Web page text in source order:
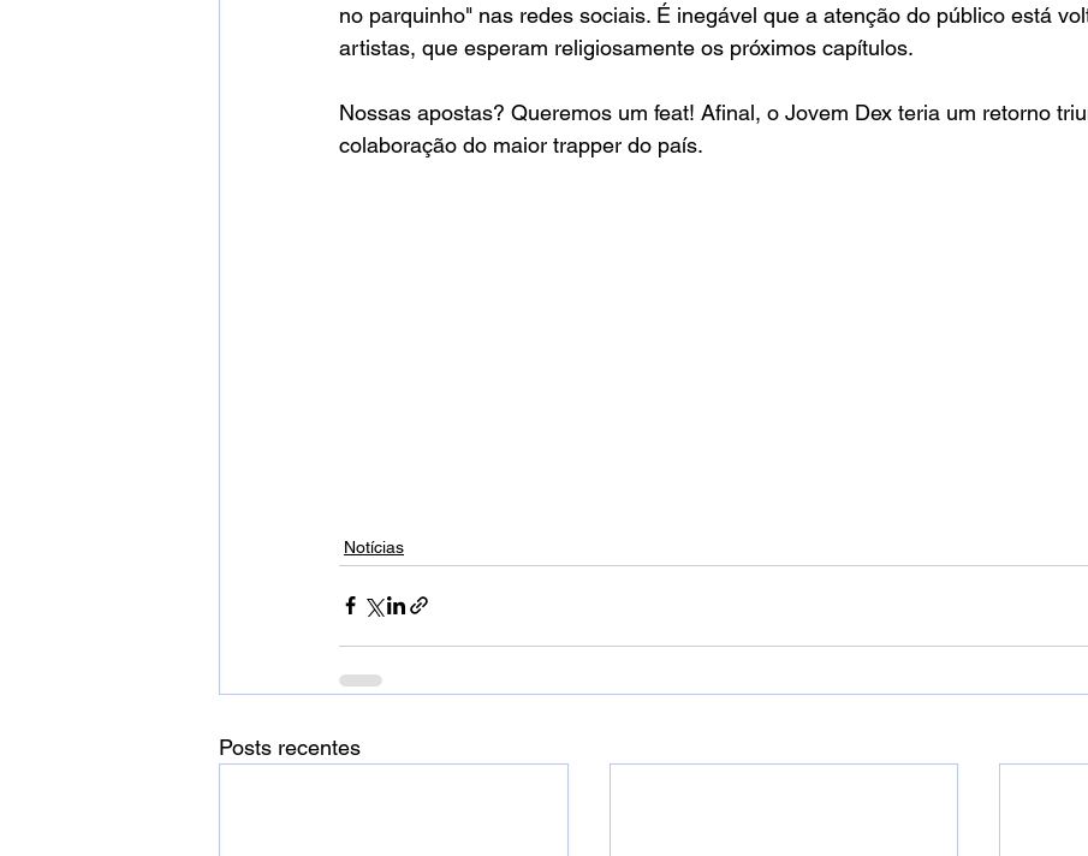
no parquinho" nas redes sociais. É inegável que a atenção do público está
artistas, que esperam religiosamente os próximos capítulos.
Nossas apostas? Queremos um feat! Afinal, o Jovem Dex teria um retorno
colaboração do maior trapper do país.
Notícias
Posts recentes